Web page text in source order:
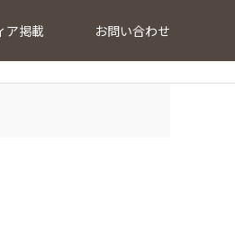
ア掲載 お問い合わせ